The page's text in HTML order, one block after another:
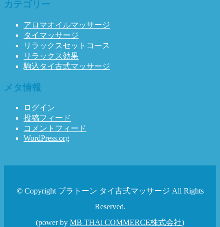
カテゴリー
アロマオイルマッサージ
タイマッサージ
リラックスセットコース
リラックス効果
駒込タイ古式マッサージ
メタ情報
ログイン
投稿フィード
コメントフィード
WordPress.org
© Copyright プラトーン タイ古式マッサージ All Rights
Reserved.
(power by MB THAi COMMERCE株式会社)